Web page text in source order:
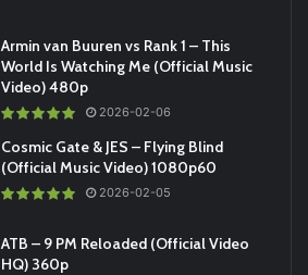
Armin van Buuren vs Rank 1 – This
World Is Watching Me (Official Music
Video) 480p
2026-02-06
Cosmic Gate & JES – Flying Blind
(Official Music Video) 1080p60
2026-02-05
ATB – 9 PM Reloaded (Official Video
HQ) 360p